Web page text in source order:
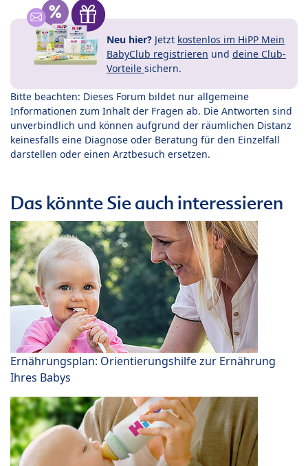
Neu hier? Jetzt kostenlos im HiPP Mein
BabyClub registrieren und deine Club-
Vorteile sichern.
Bitte beachten: Dieses Forum bildet nur allgemeine
Informationen zum Inhalt der Fragen ab. Die Antworten sind
unverbindlich und können aufgrund der räumlichen Distanz
keinesfalls eine Diagnose oder Beratung für den Einzelfall
darstellen oder einen Arztbesuch ersetzen.
Das könnte Sie auch interessieren
Ernährungsplan: Orientierungshilfe zur Ernährung
Ihres Babys